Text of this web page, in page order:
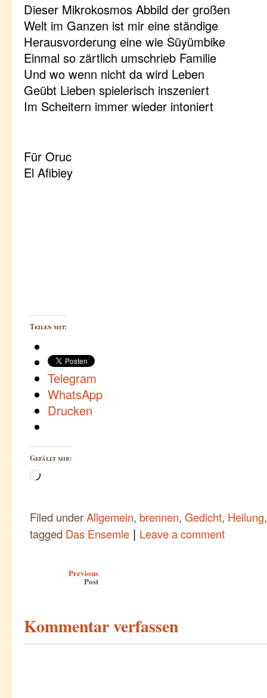
Dieser Mikrokosmos Abbild der großen
Welt im Ganzen ist mir eine ständige
Herausvorderung eine wie Süyümbike
Einmal so zärtlich umschrieb Familie
Und wo wenn nicht da wird Leben
Geübt Lieben spielerisch inszeniert
Im Scheitern immer wieder intoniert
Für Oruc
El Afibiey
Teilen mit:
Telegram
WhatsApp
Drucken
Gefällt mir:
Wird
Filed underAllgemein, brennen, Gedicht, Heilung
tagged Das Ensemle | Leave a comment
Previous
Post
Kommentar verfassen